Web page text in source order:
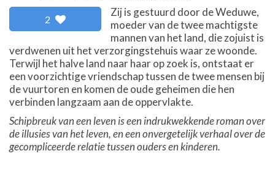
2
Zij is gestuurd door de Weduwe,
moeder van de twee machtigste
mannen van het land, die zojuist is
verdwenen uit het verzorgingstehuis waar ze woonde.
Terwijl het halve land naar haar op zoek is, ontstaat er
een voorzichtige vriendschap tussen de twee mensen bij
de vuurtoren en komen de oude geheimen die hen
verbinden langzaam aan de oppervlakte.
Schipbreuk van een leven is een indrukwekkende roman over
de illusies van het leven, en een onvergetelijk verhaal over de
gecompliceerde relatie tussen ouders en kinderen.